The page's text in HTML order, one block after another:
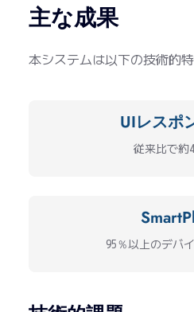
主な成果
本システムは以下の技術的
UIレスポ
従来比で約
95％以上のデバ